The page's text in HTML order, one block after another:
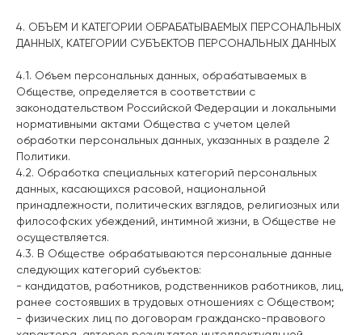
4. ОБЪЕМ И КАТЕГОРИИ ОБРАБАТЫВАЕМЫХ ПЕРСОНАЛЬНЫХ
ДАННЫХ, КАТЕГОРИИ СУБЪЕКТОВ ПЕРСОНАЛЬНЫХ ДАННЫХ
4.1. Объем персональных данных, обрабатываемых в
Обществе, определяется в соответствии с
законодательством Российской Федерации и локальными
нормативными актами Общества с учетом целей
обработки персональных данных, указанных в разделе 2
Политики.
4.2. Обработка специальных категорий персональных
данных, касающихся расовой, национальной
принадлежности, политических взглядов, религиозных или
философских убеждений, интимной жизни, в Обществе не
осуществляется.
4.3. В Обществе обрабатываются персональные данные
следующих категорий субъектов:
- кандидатов, работников, родственников работников, лиц,
ранее состоявших в трудовых отношениях с Обществом;
- физических лиц по договорам гражданско-правового